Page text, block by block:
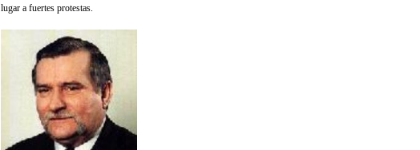
lugar a fuertes protestas.